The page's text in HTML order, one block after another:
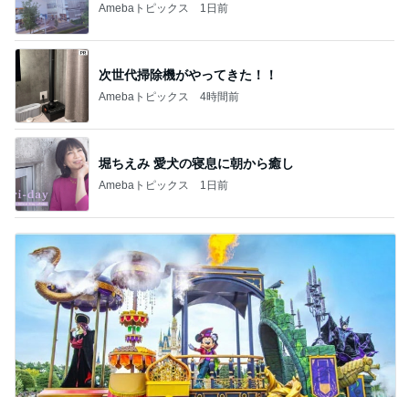
Amebaトピックス 1日前
次世代掃除機がやってきた！！
Amebaトピックス 4時間前
堀ちえみ 愛犬の寝息に朝から癒し
Amebaトピックス 1日前